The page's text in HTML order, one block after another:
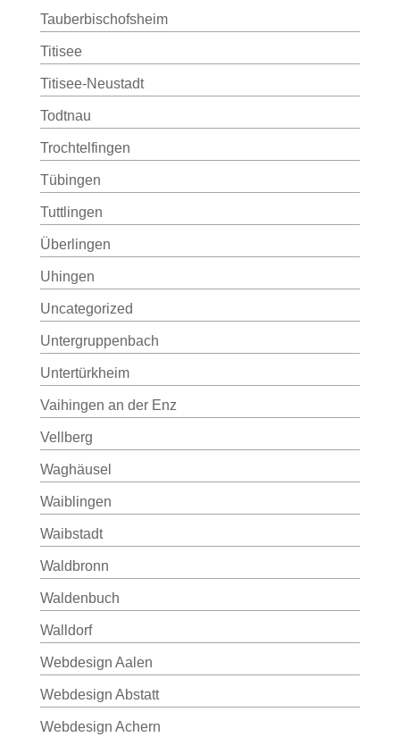
Tauberbischofsheim
Titisee
Titisee-Neustadt
Todtnau
Trochtelfingen
Tübingen
Tuttlingen
Überlingen
Uhingen
Uncategorized
Untergruppenbach
Untertürkheim
Vaihingen an der Enz
Vellberg
Waghäusel
Waiblingen
Waibstadt
Waldbronn
Waldenbuch
Walldorf
Webdesign Aalen
Webdesign Abstatt
Webdesign Achern